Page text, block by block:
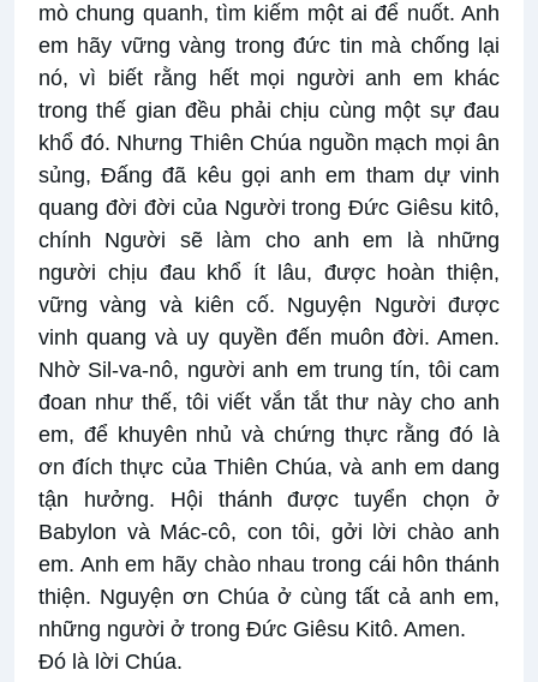
mò chung quanh, tìm kiếm một ai để nuốt. Anh
em hãy vững vàng trong đức tin mà chống lại
nó, vì biết rằng hết mọi người anh em khác
trong thế gian đều phải chịu cùng một sự đau
khổ đó. Nhưng Thiên Chúa nguồn mạch mọi ân
sủng, Đấng đã kêu gọi anh em tham dự vinh
quang đời đời của Người trong Đức Giêsu kitô,
chính Người sẽ làm cho anh em là những
người chịu đau khổ ít lâu, được hoàn thiện,
vững vàng và kiên cố. Nguyện Người được
vinh quang và uy quyền đến muôn đời. Amen.
Nhờ Sil-va-nô, người anh em trung tín, tôi cam
đoan như thế, tôi viết vắn tắt thư này cho anh
em, để khuyên nhủ và chứng thực rằng đó là
ơn đích thực của Thiên Chúa, và anh em dang
tận hưởng. Hội thánh được tuyển chọn ở
Babylon và Mác-cô, con tôi, gởi lời chào anh
em. Anh em hãy chào nhau trong cái hôn thánh
thiện. Nguyện ơn Chúa ở cùng tất cả anh em,
những người ở trong Đức Giêsu Kitô. Amen.
Đó là lời Chúa.